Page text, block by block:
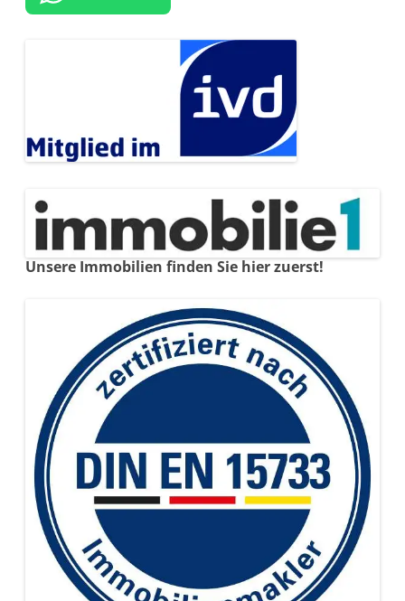
Unsere Immobilien finden Sie hier zuerst!